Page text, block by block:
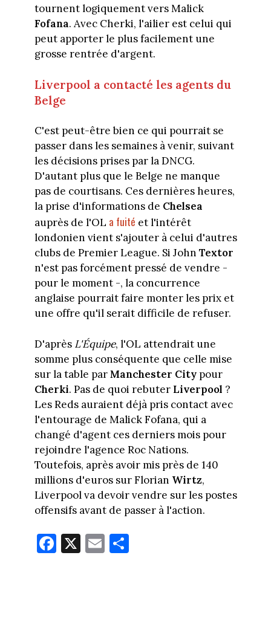
tournent logiquement vers Malick
Fofana. Avec Cherki, l'ailier est celui qui
peut apporter le plus facilement une
grosse rentrée d'argent.
Liverpool a contacté les agents du
Belge
C'est peut-être bien ce qui pourrait se
passer dans les semaines à venir, suivant
les décisions prises par la DNCG.
D'autant plus que le Belge ne manque
pas de courtisans. Ces dernières heures,
la prise d'informations de Chelsea
auprès de l'OL a fuité et l'intérêt
londonien vient s'ajouter à celui d'autres
clubs de Premier League. Si John Textor
n'est pas forcément pressé de vendre -
pour le moment -, la concurrence
anglaise pourrait faire monter les prix et
une offre qu'il serait difficile de refuser.
D'après L'Équipe, l'OL attendrait une
somme plus conséquente que celle mise
sur la table parManchester Citypour
Cherki. Pas de quoi rebuter Liverpool ?
Les Reds auraient déjà pris contact avec
l'entourage de Malick Fofana, qui a
changé d'agent ces derniers mois pour
rejoindre l'agence Roc Nations.
Toutefois, après avoir mis près de 140
millions d'euros sur Florian Wirtz,
Liverpool va devoir vendre sur les postes
offensifs avant de passer à l'action.
Fa
ce
X E
m
Pa